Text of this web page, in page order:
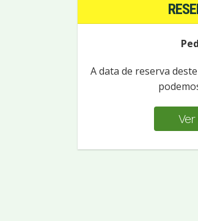
A data de reserva